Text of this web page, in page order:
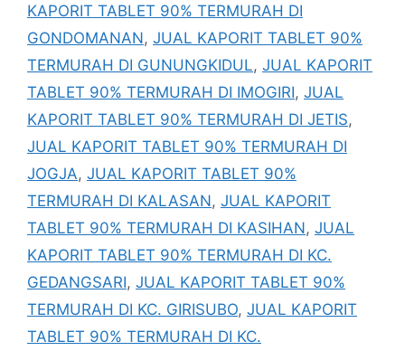
KAPORIT TABLET 90% TERMURAH DI
GONDOMANAN, JUAL KAPORIT TABLET 90%
TERMURAH DI GUNUNGKIDUL, JUAL KAPORIT
TABLET 90% TERMURAH DI IMOGIRI, JUAL
KAPORIT TABLET 90% TERMURAH DI JETIS,
JUAL KAPORIT TABLET 90% TERMURAH DI
JOGJA, JUAL KAPORIT TABLET 90%
TERMURAH DI KALASAN, JUAL KAPORIT
TABLET 90% TERMURAH DI KASIHAN, JUAL
KAPORIT TABLET 90% TERMURAH DI KC.
GEDANGSARI, JUAL KAPORIT TABLET 90%
TERMURAH DI KC. GIRISUBO, JUAL KAPORIT
TABLET 90% TERMURAH DI KC.